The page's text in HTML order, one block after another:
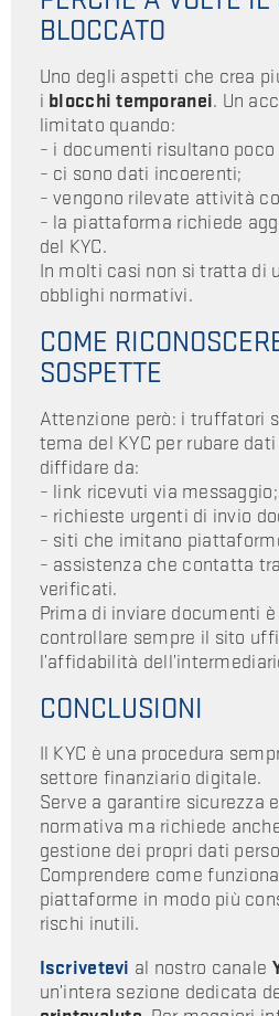
BLOCCATO
Uno degli aspetti che crea
i blocchi temporanei. Un
limitato quando:
– i documenti risultano
– ci sono dati incoerenti;
– vengono rilevate attività
– la piattaforma richiede
del KYC.
In molti casi non si tratta di
obblighi normativi.
COME
SOSPETTE
Attenzione però: i truffatori
tema del KYC per rubare
diffidare da:
– link ricevuti via messaggio;
– richieste urgenti di invio
– siti che imitano
– assistenza che contatta
verificati.
Prima di inviare documenti
controllare sempre il sito
l’affidabilità
CONCLUSIONI
Il KYC è una procedura
settore finanziario digitale.
Serve a garantire sicurezza
normativa ma richiede
gestione dei propri dati
Comprendere come
piattaforme in modo più
rischi inutili.
Iscrivetevi al nostro canale
un’intera sezione dedicata